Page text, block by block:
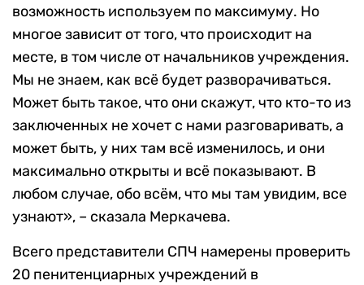
возможность используем по максимуму. Но
многое зависит от того, что происходит на
месте, в том числе от начальников учреждения.
Мы не знаем, как всё будет разворачиваться.
Может быть такое, что они скажут, что кто-то из
заключенных не хочет с нами разговаривать, а
может быть, у них там всё изменилось, и они
максимально открыты и всё показывают. В
любом случае, обо всём, что мы там увидим, все
узнают», – сказала Меркачева.
Всего представители СПЧ намерены проверить
20 пенитенциарных учреждений в